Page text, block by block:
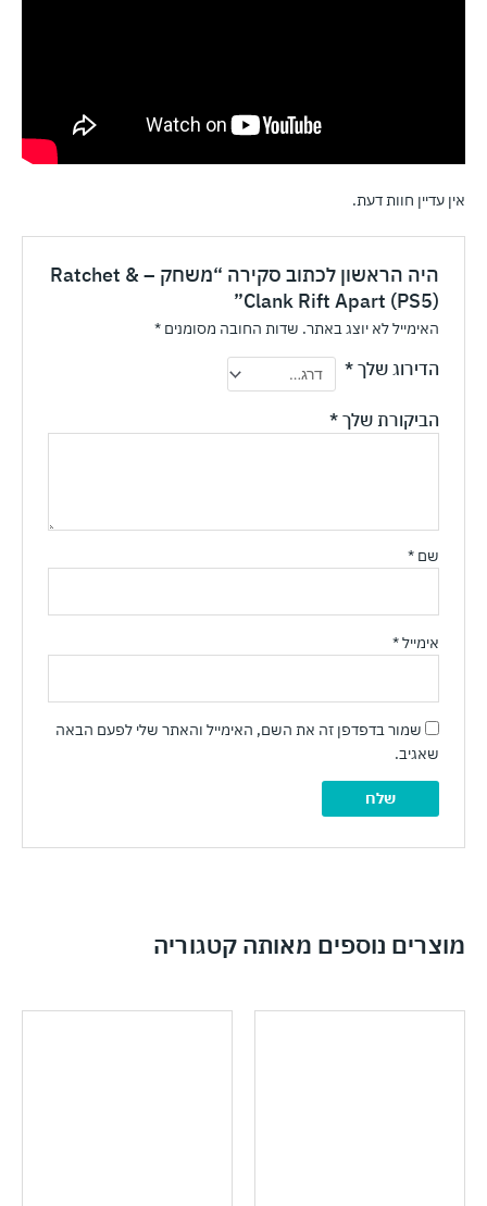
אין עדיין חוות דעת.
היה הראשון לכתוב סקירה “משחק – Ratchet &
Clank Rift Apart (PS5)”
האימייל לא יוצג באתר. שדות החובה מסומנים *
הדירוג שלך*
הביקורת שלך*
שם *
אימייל*
שמור בדפדפן זה את השם, האימייל והאתר שלי לפעם הבאה
שאגיב.
מוצרים נוספים מאותה קטגוריה